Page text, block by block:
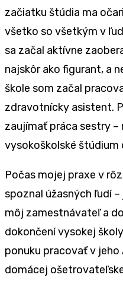
začiatku štúdia ma
všetko so všetkým v
sa začal aktívne
najskôr ako figurant, a
škole som začal
zdravotnícky asistent.
zaujímať práca sestry
vysokoškolské
Počas mojej praxe v
spoznal úžasných ľudí
môj zamestnávateľ a
dokončení vysokej
ponuku pracovať v jeho
domácej